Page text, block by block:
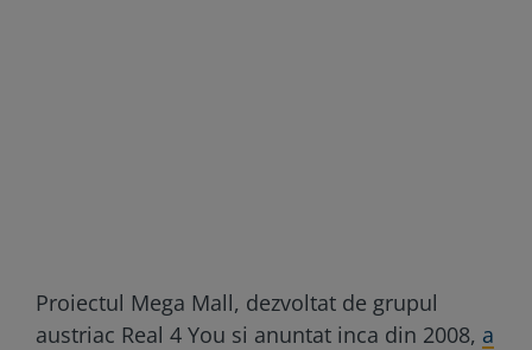
Proiectul Mega Mall, dezvoltat de grupul
austriac Real 4 You si anuntat inca din 2008, a